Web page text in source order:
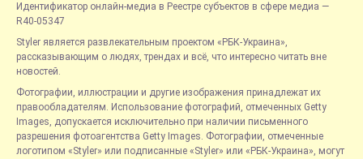
Идентификатор онлайн-медиа в Реестре субъектов в сфере медиа —
R40-05347
Styler является развлекательным проектом «РБК-Украина»,
рассказывающим о людях, трендах и всё, что интересно читать вне
новостей.
Фотографии, иллюстрации и другие изображения принадлежат их
правообладателям. Использование фотографий, отмеченных Getty
Images, допускается исключительно при наличии письменного
разрешения фотоагентства Getty Images. Фотографии, отмеченные
логотипом «Styler» или подписанные «Styler» или «РБК-Украина», могут